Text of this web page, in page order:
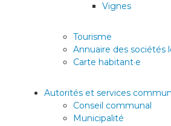
Vignes
Tourisme
Annuaire des sociétés
Carte habitant·e
Autorités et services
Conseil communal
Municipalité